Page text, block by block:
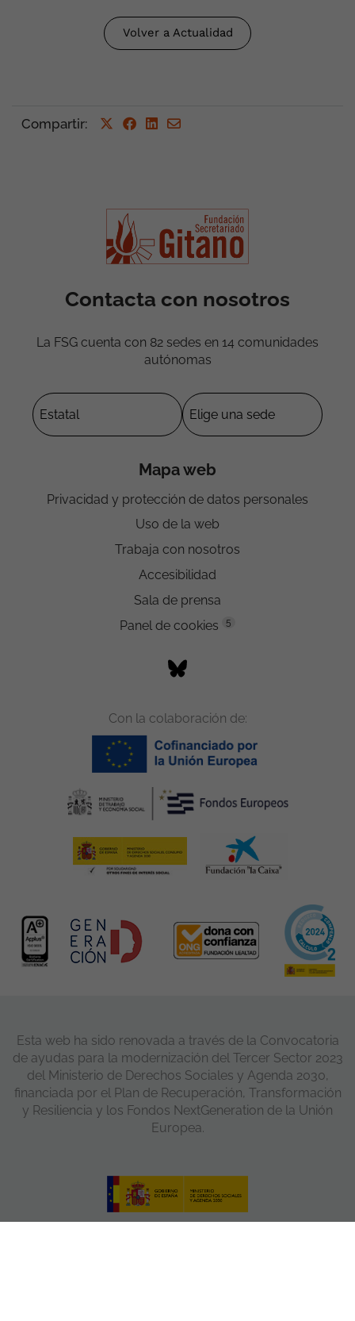
Volver a Actualidad
Compartir:
Contacta con nosotros
La FSG cuenta con 82 sedes en 14 comunidades
autónomas
Mapa web
Privacidad y protección de datos personales
Uso de la web
Trabaja con nosotros
Accesibilidad
Sala de prensa
Panel de cookies
5
Con la colaboración de:
Esta web ha sido renovada a través de la Convocatoria
de ayudas para la modernización del Tercer Sector 2023
del Ministerio de Derechos Sociales y Agenda 2030,
financiada por el Plan de Recuperación, Transformación
y Resiliencia y los Fondos NextGeneration de la Unión
Europea.